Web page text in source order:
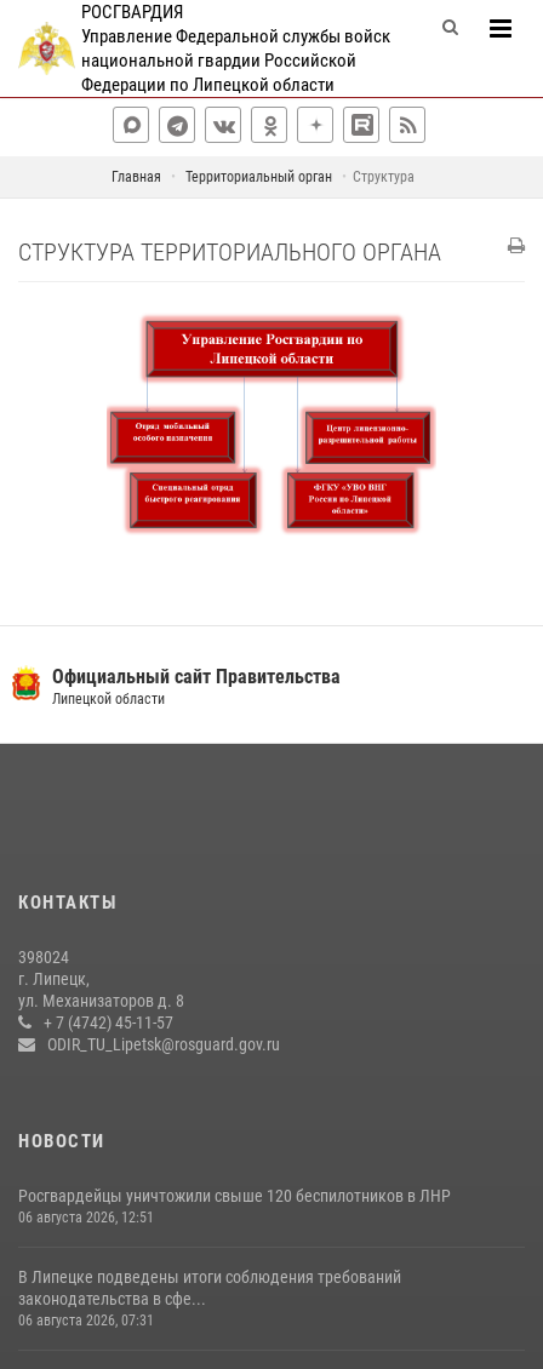
РОСГВАРДИЯ
Управление Федеральной службы войск
национальной гвардии Российской
Федерации по Липецкой области
Главная Территориальный орган Структура
СТРУКТУРА ТЕРРИТОРИАЛЬНОГО ОРГАНА
Официальный сайт Правительства
Липецкой области
КОНТАКТЫ
398024
г. Липецк,
ул. Механизаторов д. 8
+ 7 (4742) 45-11-57
ODIR_TU_Lipetsk@rosguard.gov.ru
НОВОСТИ
Росгвардейцы уничтожили свыше 120 беспилотников в ЛНР
06 августа 2026, 12:51
В Липецке подведены итоги соблюдения требований
законодательства в сфе...
06 августа 2026, 07:31